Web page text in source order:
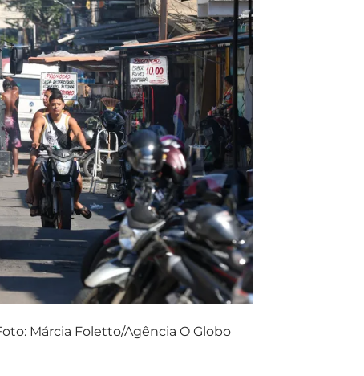
Márcia Foletto/Agência O Globo